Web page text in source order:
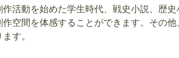
活動を始めた学生時代、戦史小説、歴
空間を体感することができます。その
す。